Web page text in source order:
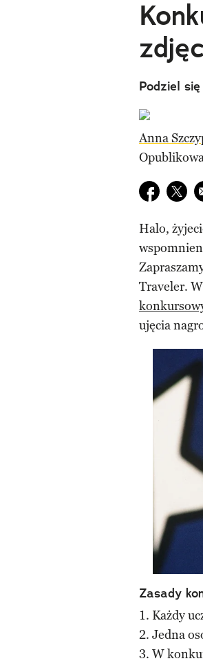
Podziel
Anna
Udostępnij
Halo,
Traveler.
ujęcia
Zasady
1. Każdy
2. Jedna
3. W